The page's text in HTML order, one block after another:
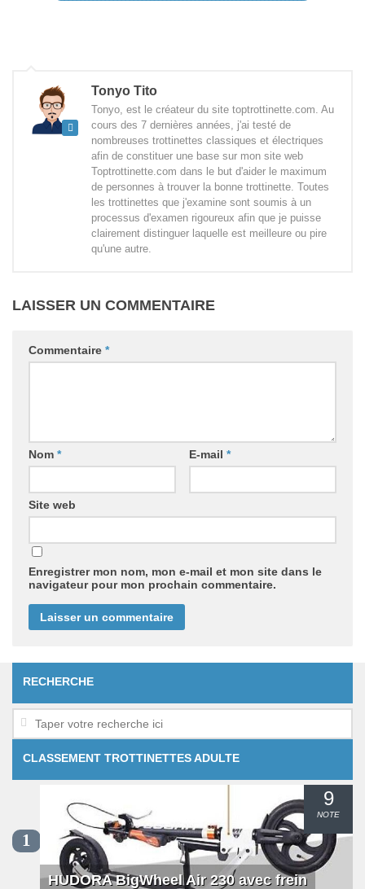
Tonyo Tito
Tonyo, est le créateur du site toptrottinette.com. Au
cours des 7 dernières années, j'ai testé de
nombreuses trottinettes classiques et électriques
afin de constituer une base sur mon site web
Toptrottinette.com dans le but d'aider le maximum
de personnes à trouver la bonne trottinette. Toutes
les trottinettes que j'examine sont soumis à un
processus d'examen rigoureux afin que je puisse
clairement distinguer laquelle est meilleure ou pire
qu'une autre.
LAISSER UN COMMENTAIRE
Commentaire *
Nom * E-mail *
Site web
Enregistrer mon nom, mon e-mail et mon site dans le
navigateur pour mon prochain commentaire.
RECHERCHE
CLASSEMENT TROTTINETTES ADULTE
1
9
NOTE
HUDORA BigWheel Air 230 avec frein